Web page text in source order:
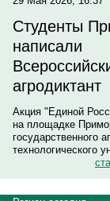
Студенты
написали
агродиктант
Акция "Единой
на площадке
государственного
технологического